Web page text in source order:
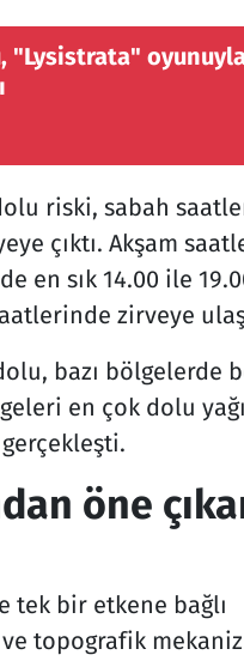
"Lysistrata"
riski, sabah
çıktı. Akşam
en sık 14.00 ile
zirveye
bazı bölgelerde
en çok dolu
öne
tek bir etkene bağlı
topografik